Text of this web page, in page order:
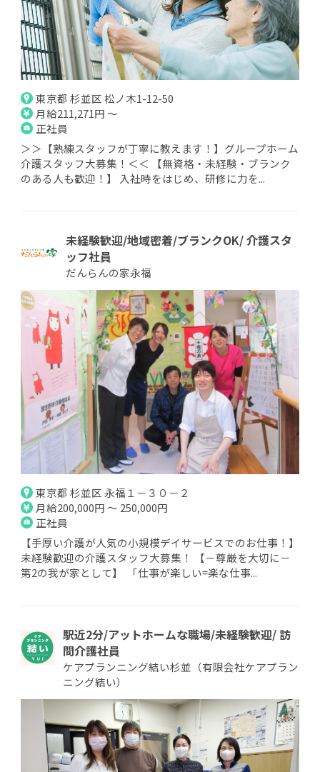
東京都 杉並区 松ノ木1-12-50
月給211,271円 ～
正社員
＞＞【熟練スタッフが丁寧に教えます！】グループホーム
介護スタッフ大募集！＜＜ 【無資格・未経験・ブランク
のある人も歓迎！】 入社時をはじめ、研修に力を...
未経験歓迎/地域密着/ブランクOK/ 介護スタ
ッフ社員
だんらんの家永福
東京都 杉並区 永福１－３０－２
月給200,000円 ～ 250,000円
正社員
【手厚い介護が人気の小規模デイサービスでのお仕事！】
未経験歓迎の介護スタッフ大募集！ 【－尊厳を大切に－
第2の我が家として】 「仕事が楽しい=楽な仕事...
駅近2分/アットホームな職場/未経験歓迎/ 訪
問介護社員
ケアプランニング結い杉並（有限会社ケアプラン
ニング結い）